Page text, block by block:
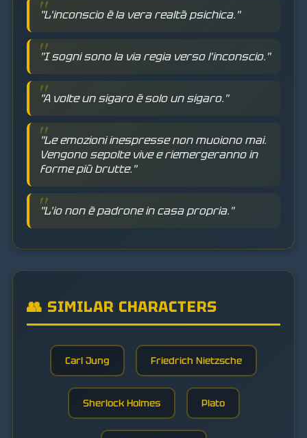
"L'inconscio è la vera realtà psichica."
"I sogni sono la via regia verso l'inconscio."
"A volte un sigaro è solo un sigaro."
"Le emozioni inespresse non muoiono mai.
Vengono sepolte vive e riemergeranno in
forme più brutte."
"L'io non è padrone in casa propria."
👥 SIMILAR CHARACTERS
Carl Jung Friedrich Nietzsche
Sherlock Holmes Plato